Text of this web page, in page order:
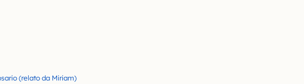
(relato da Miriam)